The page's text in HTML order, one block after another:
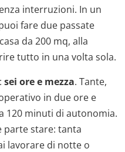
interruzioni. In un
fare due passate
da 200 mq, alla
tutto in una volta sola.
sei ore e mezza. Tante,
in due ore e
120 minuti di autonomia.
parte stare: tanta
lavorare di notte o